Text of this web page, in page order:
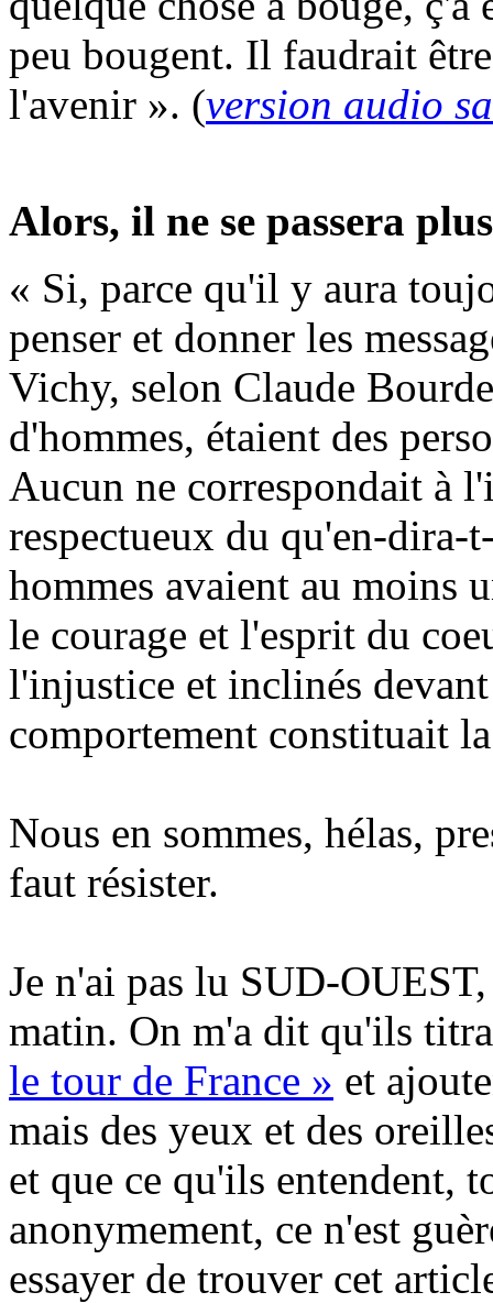
peu bougent. Il faudrait
l'avenir ». (version audio
Alors, il ne se passera
« Si, parce qu'il y aura
penser et donner les
Vichy, selon Claude
d'hommes, étaient des
Aucun ne correspondait à
respectueux du qu'en-dira-
hommes avaient au moins
le courage et l'esprit du
l'injustice et inclinés
comportement constituait
Nous en sommes, hélas,
faut résister.
Je n'ai pas lu SUD-
matin. On m'a dit qu'ils
le tour de France » et
mais des yeux et des
et que ce qu'ils entendent,
anonymement, ce n'est
essayer de trouver cet